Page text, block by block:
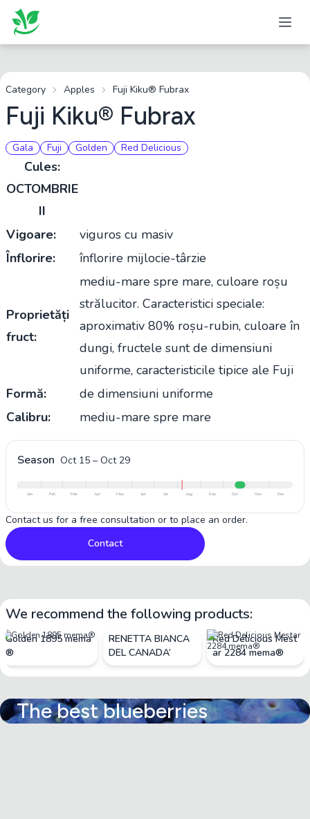
Category Apples Fuji Kiku® Fubrax
Fuji Kiku® Fubrax
Gala Fuji Golden Red Delicious
Cules:
OCTOMBRIE
II
Vigoare:
viguros cu masiv
Înflorire:
înflorire mijlocie-târzie
Proprietăți
fruct:
mediu-mare spre mare, culoare roșu
strălucitor. Caracteristici speciale:
aproximativ 80% roșu-rubin, culoare în
dungi, fructele sunt de dimensiuni
uniforme, caracteristicile tipice ale Fuji
Formă:
de dimensiuni uniforme
Calibru:
mediu-mare spre mare
Season Oct 15 – Oct 29
Jan Feb Mar Apr May Jun Jul Aug Sep Oct Nov Dec
Contact us for a free consultation or to place an order.
Contact
We recommend the following products:
Golden 1895 mema
®
RENETTA BIANCA
DEL CANADA’
Red Delicious Mest
ar 2284 mema®
The best blueberries